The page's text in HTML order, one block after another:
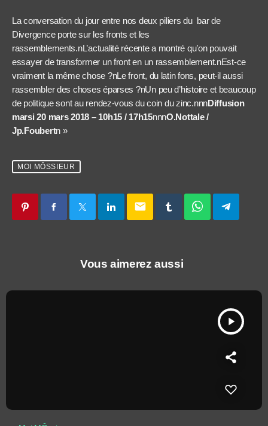
La conversation du jour entre nos deux piliers du bar de
Divergence porte sur les fronts et les
rassemblements.nL’actualité récente a montré qu’on pouvait
essayer de transformer un front en un rassemblement.nEst-ce
vraiment la même chose ?nLe front, du latin fons, peut-il aussi
rassembler des choses éparses ?nUn peu d’histoire et beaucoup
de politique sont au rendez-vous du coin du zinc.nnnDiffusion
marsi 20 mars 2018 – 10h15 / 17h15nnnO.Nottale /
Jp.Foubertn »
MOI MÔSSIEUR
email
Vous aimerez aussi
play_arrow